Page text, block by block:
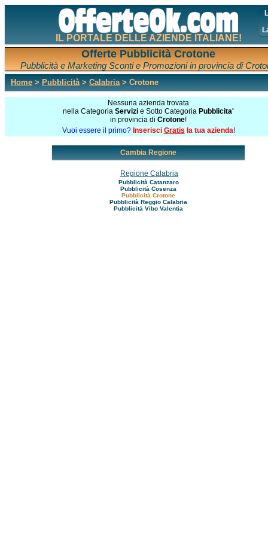
IL PORTALE DELLE AZIENDE ITALIANE!
Offerte Pubblicità Crotone
Pubblicità e Marketing Sconti e Promozioni in provincia di
Home > Pubblicità> Calabria> Crotone
Nessuna azienda trovata
nella Categoria Servizi e Sotto Categoria Pubblicita'
in provincia di Crotone!
Vuoi essere il primo? Inserisci Gratis la tua azienda!
Cambia Regione
Regione Calabria
Pubblicità Catanzaro
Pubblicità Cosenza
Pubblicità Crotone
Pubblicità Reggio Calabria
Pubblicità Vibo Valentia